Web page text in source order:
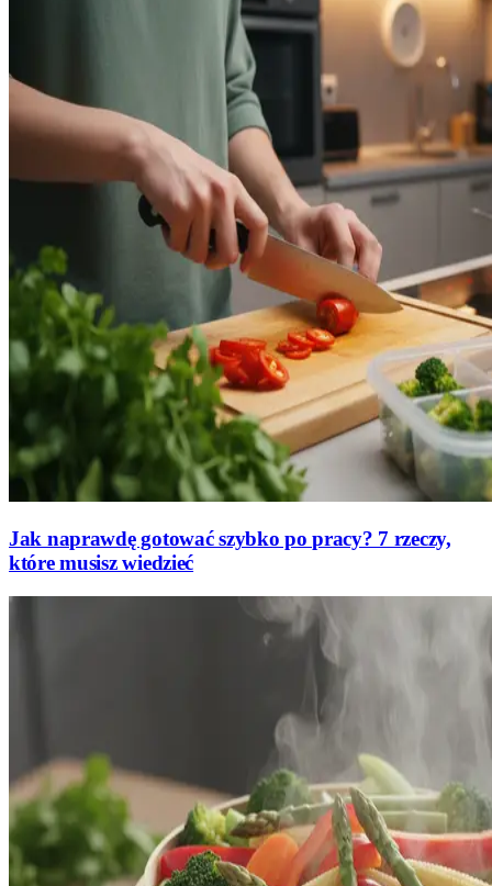
Jak naprawdę gotować szybko po pracy? 7 rzeczy,
które musisz wiedzieć